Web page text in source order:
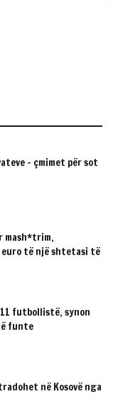
– çmimet për sot
mash*trim,
euro të një shtetasi të
futbollistë, synon
funte
në Kosovë nga